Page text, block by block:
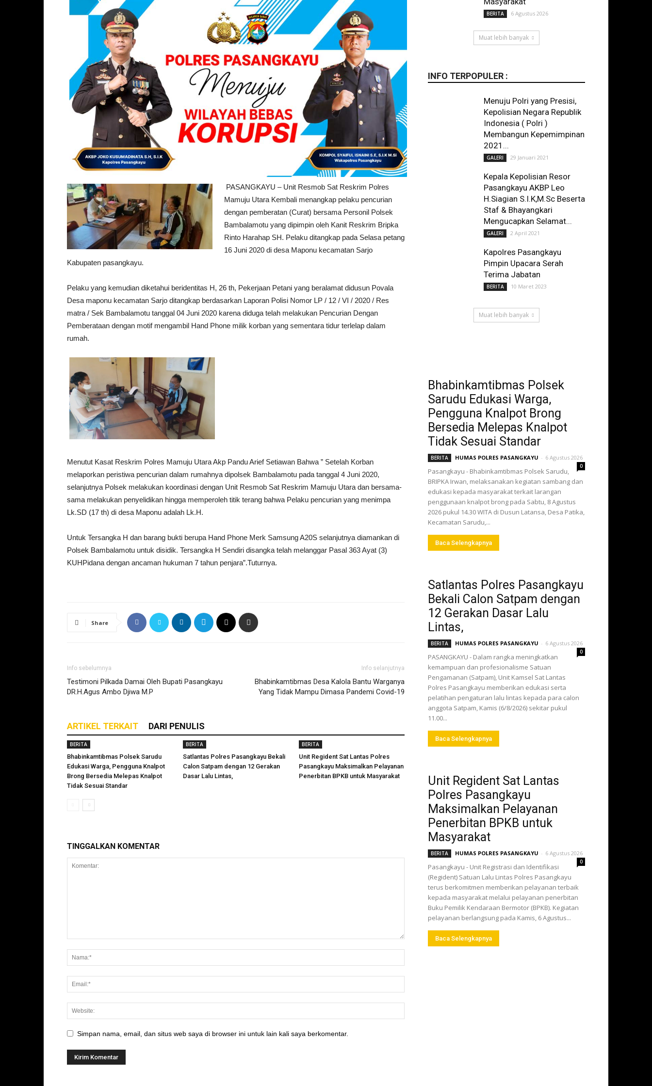
PASANGKAYU – Unit Resmob Sat Reskrim Polres
Mamuju Utara Kembali menangkap pelaku pencurian
dengan pemberatan (Curat) bersama Personil Polsek
Bambalamotu yang dipimpin oleh Kanit Reskrim Bripka
Rinto Harahap SH. Pelaku ditangkap pada Selasa petang
16 Juni 2020 di desa Maponu kecamatan Sarjo
Kabupaten pasangkayu.
Pelaku yang kemudian diketahui beridentitas H, 26 th, Pekerjaan Petani yang beralamat didusun Povala
Desa maponu kecamatan Sarjo ditangkap berdasarkan Laporan Polisi Nomor LP / 12 / VI / 2020 / Res
matra / Sek Bambalamotu tanggal 04 Juni 2020 karena diduga telah melakukan Pencurian Dengan
Pemberataan dengan motif mengambil Hand Phone milik korban yang sementara tidur terlelap dalam
rumah.
Menutut Kasat Reskrim Polres Mamuju Utara Akp Pandu Arief Setiawan Bahwa ” Setelah Korban
melaporkan peristiwa pencurian dalam rumahnya dipolsek Bambalamotu pada tanggal 4 Juni 2020,
selanjutnya Polsek melakukan koordinasi dengan Unit Resmob Sat Reskrim Mamuju Utara dan bersama-
sama melakukan penyelidikan hingga memperoleh titik terang bahwa Pelaku pencurian yang menimpa
Lk.SD (17 th) di desa Maponu adalah Lk.H.
Untuk Tersangka H dan barang bukti berupa Hand Phone Merk Samsung A20S selanjutnya diamankan di
Polsek Bambalamotu untuk disidik. Tersangka H Sendiri disangka telah melanggar Pasal 363 Ayat (3)
KUHPidana dengan ancaman hukuman 7 tahun penjara”.Tuturnya.
Share
Info sebelumnya
Testimoni Pilkada Damai Oleh Bupati Pasangkayu
DR.H.Agus Ambo Djiwa M.P
Info selanjutnya
Bhabinkamtibmas Desa Kalola Bantu Warganya
Yang Tidak Mampu Dimasa Pandemi Covid-19
ARTIKEL TERKAIT DARI PENULIS
BERITA
Bhabinkamtibmas Polsek Sarudu
Edukasi Warga, Pengguna Knalpot
Brong Bersedia Melepas Knalpot
Tidak Sesuai Standar
BERITA
Satlantas Polres Pasangkayu Bekali
Calon Satpam dengan 12 Gerakan
Dasar Lalu Lintas,
BERITA
Unit Regident Sat Lantas Polres
Pasangkayu Maksimalkan Pelayanan
Penerbitan BPKB untuk Masyarakat
TINGGALKAN KOMENTAR
Simpan nama, email, dan situs web saya di browser ini untuk lain kali saya berkomentar.
BERITA 6 Agustus 2026
Muat lebih banyak
INFO TERPOPULER :
Menuju Polri yang Presisi,
Kepolisian Negara Republik
Indonesia ( Polri )
Membangun Kepemimpinan
2021...
GALERI 29 Januari 2021
Kepala Kepolisian Resor
Pasangkayu AKBP Leo
H.Siagian S.I.K,M.Sc Beserta
Staf & Bhayangkari
Mengucapkan Selamat...
GALERI 2 April 2021
Kapolres Pasangkayu
Pimpin Upacara Serah
Terima Jabatan
BERITA 10 Maret 2023
Muat lebih banyak
Bhabinkamtibmas Polsek
Sarudu Edukasi Warga,
Pengguna Knalpot Brong
Bersedia Melepas Knalpot
Tidak Sesuai Standar
BERITA HUMAS POLRES PASANGKAYU - 6 Agustus 2026
0
Pasangkayu - Bhabinkamtibmas Polsek Sarudu,
BRIPKA Irwan, melaksanakan kegiatan sambang dan
edukasi kepada masyarakat terkait larangan
penggunaan knalpot brong pada Sabtu, 8 Agustus
2026 pukul 14.30 WITA di Dusun Latansa, Desa Patika,
Kecamatan Sarudu,...
Baca Selengkapnya
Satlantas Polres Pasangkayu
Bekali Calon Satpam dengan
12 Gerakan Dasar Lalu
Lintas,
BERITA HUMAS POLRES PASANGKAYU - 6 Agustus 2026
0
PASANGKAYU - Dalam rangka meningkatkan
kemampuan dan profesionalisme Satuan
Pengamanan (Satpam), Unit Kamsel Sat Lantas
Polres Pasangkayu memberikan edukasi serta
pelatihan pengaturan lalu lintas kepada para calon
anggota Satpam, Kamis (6/8/2026) sekitar pukul
11.00...
Baca Selengkapnya
Unit Regident Sat Lantas
Polres Pasangkayu
Maksimalkan Pelayanan
Penerbitan BPKB untuk
Masyarakat
BERITA HUMAS POLRES PASANGKAYU - 6 Agustus 2026
0
Pasangkayu - Unit Registrasi dan Identifikasi
(Regident) Satuan Lalu Lintas Polres Pasangkayu
terus berkomitmen memberikan pelayanan terbaik
kepada masyarakat melalui pelayanan penerbitan
Buku Pemilik Kendaraan Bermotor (BPKB). Kegiatan
pelayanan berlangsung pada Kamis, 6 Agustus...
Baca Selengkapnya